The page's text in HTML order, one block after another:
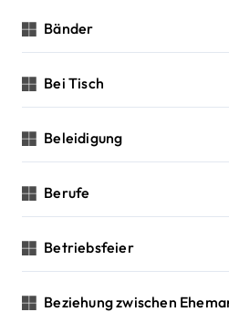
Bänder
Bei Tisch
Beleidigung
Berufe
Betriebsfeier
Beziehung zwischen